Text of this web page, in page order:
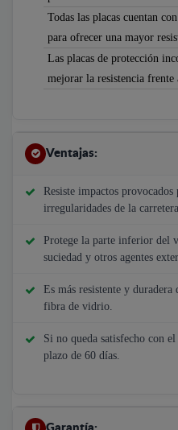
Todas las placas cuentan
para ofrecer una mayor
Las placas de protección
mejorar la resistencia frente
Ventajas:
Resiste impactos provocados
irregularidades de la carretera.
Protege la parte inferior del
suciedad y otros agentes
Es más resistente y
fibra de vidrio.
Si no queda satisfecho con
plazo de 60 días.